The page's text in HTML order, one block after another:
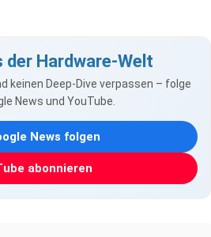
der Hardware-Welt
keinen Deep-Dive verpassen – folge
News und YouTube.
News folgen
abonnieren